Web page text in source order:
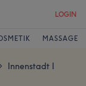
LOGIN
MASSAGE
Innenstadt I